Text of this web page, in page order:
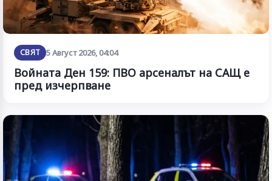
СВЯТ 5 Август 2026, 04:04
Войната Ден 159: ПВО арсеналът на САЩ е
пред изчерпване